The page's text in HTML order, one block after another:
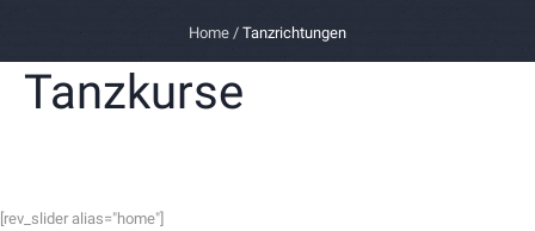
Home / Tanzrichtungen
Tanzkurse
[rev_slider alias="home"]